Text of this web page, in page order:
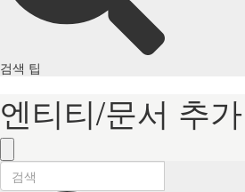
검색 팁
엔티티/문서 추가